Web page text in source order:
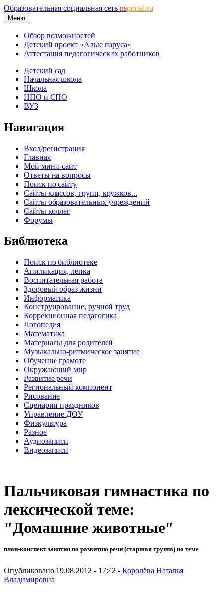
Образовательная социальная сеть nsportal.ru
Меню
Обзор возможностей
Детский проект «Алые паруса»
Аттестация педагогических работников
Детский сад
Начальная школа
Школа
НПО и СПО
ВУЗ
Навигация
Вход/регистрация
Главная
Мой мини-сайт
Ответы на вопросы
Поиск по сайту
Сайты классов, групп, кружков...
Сайты образовательных учреждений
Сайты коллег
Форумы
Библиотека
Поиск по библиотеке
Аппликация, лепка
Воспитательная работа
Здоровый образ жизни
Информатика
Конструирование, ручной труд
Коррекционная педагогика
Логопедия
Математика
Материалы для родителей
Музыкально-ритмическое занятие
Обучение грамоте
Окружающий мир
Развитие речи
Региональный компонент
Рисование
Сценарии праздников
Управление ДОУ
Физкультура
Разное
Аудиозаписи
Видеозаписи
Пальчиковая гимнастика по
лексической теме:
"Домашние животные"
план-конспект занятия по развитию речи (старшая группа) по теме
Опубликовано 19.08.2012 - 17:42 - Королёва Наталья
Владимировна